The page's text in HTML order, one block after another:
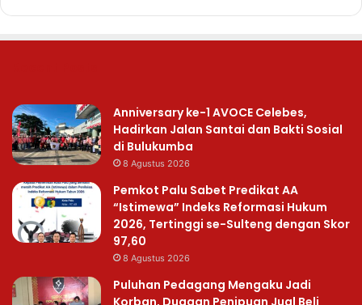
Anniversary ke-1 AVOCE Celebes,
Hadirkan Jalan Santai dan Bakti Sosial
di Bulukumba
8 Agustus 2026
Pemkot Palu Sabet Predikat AA
“Istimewa” Indeks Reformasi Hukum
2026, Tertinggi se-Sulteng dengan Skor
97,60
8 Agustus 2026
Puluhan Pedagang Mengaku Jadi
Korban, Dugaan Penipuan Jual Beli